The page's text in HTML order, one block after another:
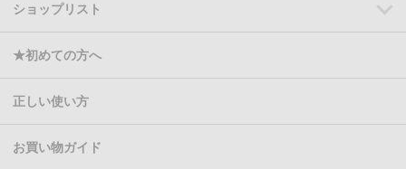
ショップリスト
★初めての方へ
正しい使い方
お買い物ガイド